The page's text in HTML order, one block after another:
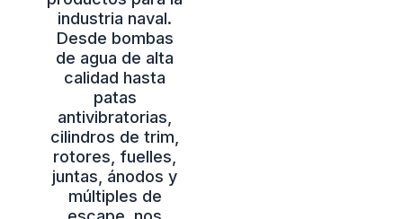
industria naval.
Desde bombas
de agua de alta
calidad hasta
patas
antivibratorias,
cilindros de trim,
rotores, fuelles,
juntas, ánodos y
múltiples de